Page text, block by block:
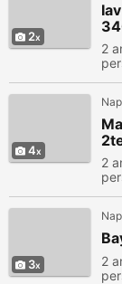
2
2
4
2
3 2